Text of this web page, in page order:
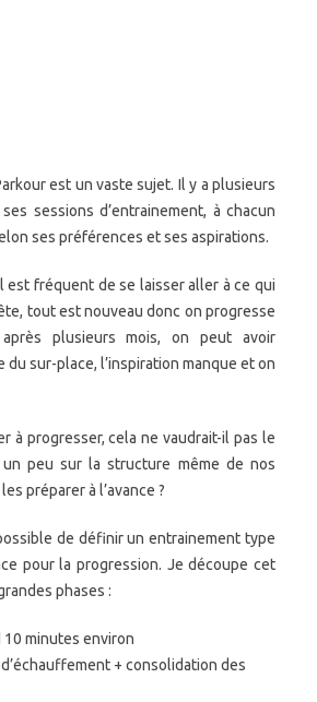
est un vaste sujet. Il y a plusieurs
sessions d’entrainement, à chacun
ses préférences et ses aspirations.
est fréquent de se laisser aller à ce qui
tout est nouveau donc on progresse
après plusieurs mois, on peut avoir
du sur-place, l’inspiration manque et on
à progresser, cela ne vaudrait-il pas le
un peu sur la structure même de nos
préparer à l’avance ?
de définir un entrainement type
pour la progression. Je découpe cet
phases :
10 minutes environ
+ consolidation des